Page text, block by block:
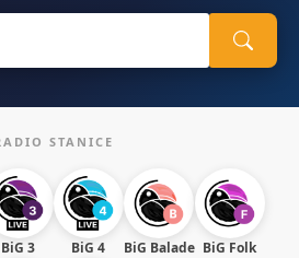
STANICE
BiG 3 BiG 4 BiG Balade BiG Folk